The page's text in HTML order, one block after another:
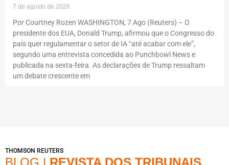
7 de agosto de 2026
Por Courtney Rozen WASHINGTON, 7 Ago (Reuters) – O
presidente dos EUA, Donald Trump, afirmou que o Congresso do
país quer regulamentar o setor de IA “até acabar com ele”,
segundo uma entrevista concedida ao Punchbowl News e
publicada na sexta-feira. As declarações de Trump ressaltam
um debate crescente em
THOMSON REUTERS
BLOG | REVISTA DOS TRIBUNAIS